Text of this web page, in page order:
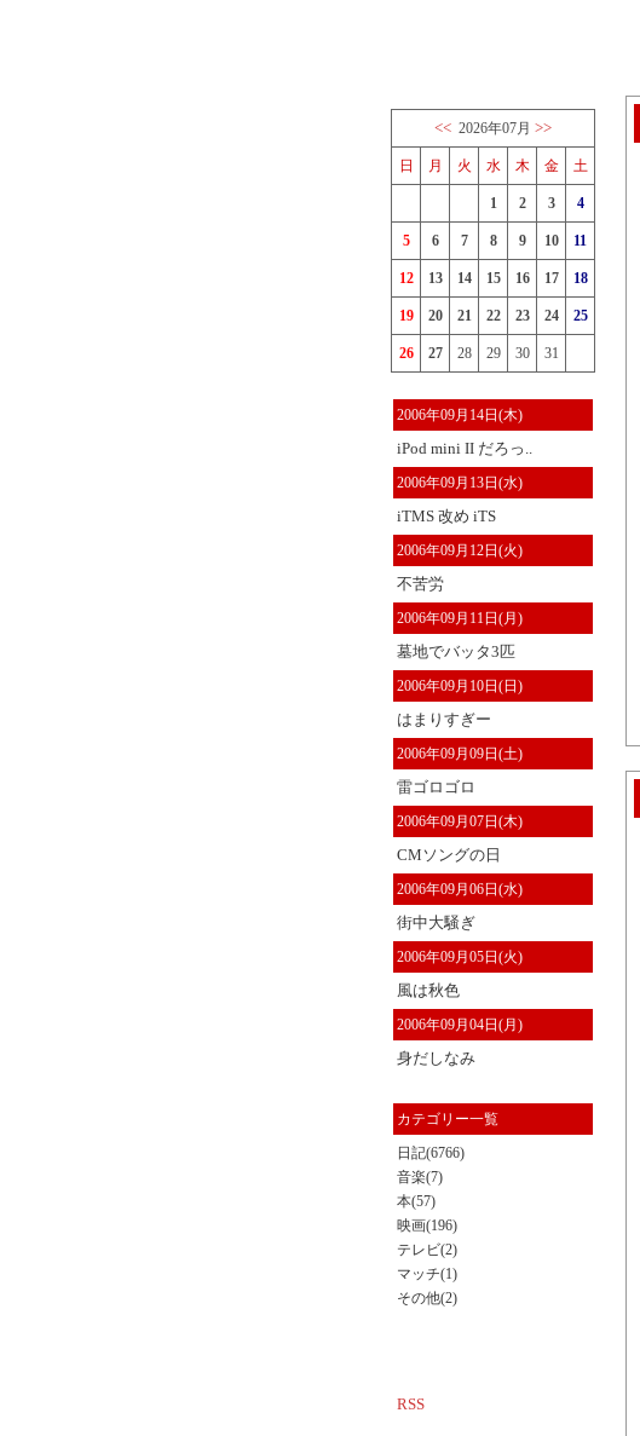
<< 2026年07月 >>
日 月 火 水 木 金 土
1 2 3 4
5 6 7 8 9 10 11
12 13 14 15 16 17 18
19 20 21 22 23 24 25
26 27 28 29 30 31
2006年09月14日(木)
iPod mini II だろっ..
2006年09月13日(水)
iTMS 改め iTS
2006年09月12日(火)
不苦労
2006年09月11日(月)
墓地でバッタ3匹
2006年09月10日(日)
はまりすぎー
2006年09月09日(土)
雷ゴロゴロ
2006年09月07日(木)
CMソングの日
2006年09月06日(水)
街中大騒ぎ
2006年09月05日(火)
風は秋色
2006年09月04日(月)
身だしなみ
カテゴリー一覧
日記(6766)
音楽(7)
本(57)
映画(196)
テレビ(2)
マッチ(1)
その他(2)
RSS